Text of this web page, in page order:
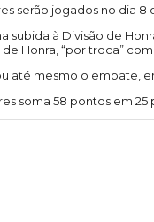
serão jogados no
subida à Divisão de
Honra, “por troca”
até mesmo o empate,
soma 58 pontos em